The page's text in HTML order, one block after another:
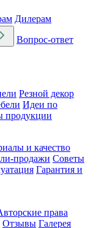
Дилерам
Вопрос-ответ
Резной декор
Идеи по
продукции
и качество
продажи Советы
Гарантия и
права
Отзывы Галерея